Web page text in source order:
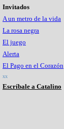
Invitados
A un metro de la vida
La rosa negra
El juego
Alerta
El Pago en el Corazón
xx
Escríbale a Catalino